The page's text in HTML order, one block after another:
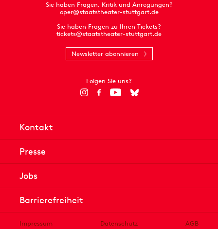
Sie haben Fragen, Kritik und Anregungen?
oper@staatstheater-stuttgart.de
Sie haben Fragen zu Ihren Tickets?
tickets@staatstheater-stuttgart.de
Newsletter abonnieren
Folgen Sie uns?
Kontakt
Presse
Jobs
Barrierefreiheit
Impressum Datenschutz AGB